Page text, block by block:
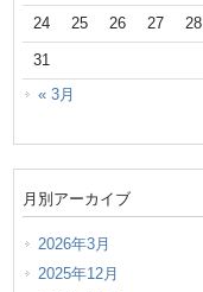
24 25 26 27 28
31
« 3月
月別アーカイブ
2026年3月
2025年12月